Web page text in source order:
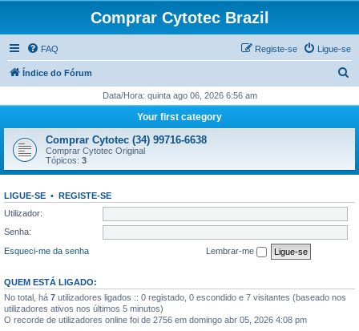
Comprar Cytotec Brazil
FAQ Ligue-se
Registe-se
Índice do Fórum
q
i
Data/Hora: quinta ago 06, 2026 6:56 am
Your first category
Comprar Cytotec (34) 99716-6638
Comprar Cytotec Original
Tópicos: 3
LIGUE-SE • REGISTE-SE
Utilizador:
Senha:
Esqueci-me da senha
Lembrar-me
QUEM ESTÁ LIGADO:
No total, há 7 utilizadores ligados :: 0 registado, 0 escondido e 7 visitantes (baseado nos
utilizadores ativos nos últimos 5 minutos)
O recorde de utilizadores online foi de 2756 em domingo abr 05, 2026 4:08 pm